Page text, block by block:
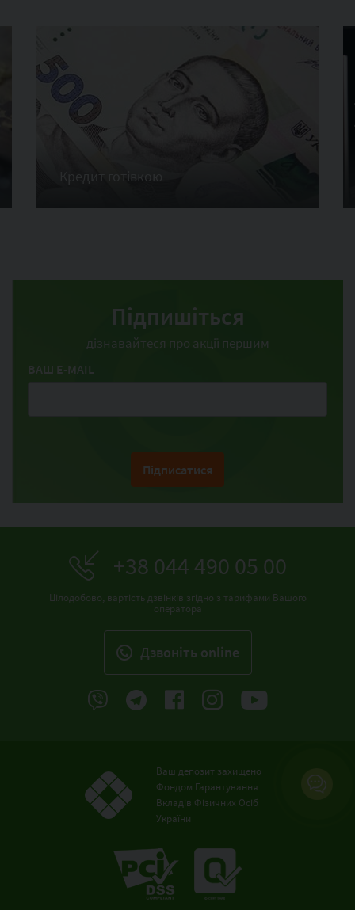
Кредит готівкою
Підпишіться
дізнавайтеся про акції першим
ВАШ E-MAIL
Підписатися
+38 044 490 05 00
Цілодобово, вартість дзвінків згідно з тарифами Вашого
оператора
Дзвонiть online
Ваш депозит захищено
Фондом Гарантування
Вкладів Фізичних Осіб
України